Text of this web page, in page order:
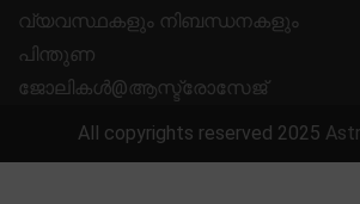
വ്യവസ്ഥകളും നിബന്ധനകളും
പിന്തുണ
ജോലികൾ@ആസ്ട്രോസേജ്
All copyrights reserved 2025